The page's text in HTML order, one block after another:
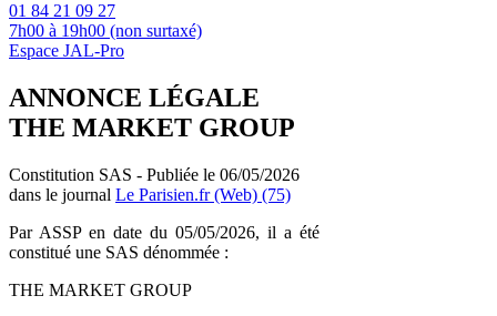
01 84 21 09 27
7h00 à 19h00 (non surtaxé)
Espace JAL-Pro
ANNONCE LÉGALE
THE MARKET GROUP
Constitution SAS - Publiée le 06/05/2026
dans le journal Le Parisien.fr (Web) (75)
Par ASSP en date du 05/05/2026, il a été
constitué une SAS dénommée :
THE MARKET GROUP